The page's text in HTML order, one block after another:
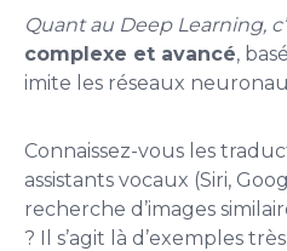
Quant au Deep Learning,
complexe et avancé,
imite les réseaux
Connaissez-vous les
assistants vocaux (Siri,
recherche d’images
? Il s’agit là d’exemples